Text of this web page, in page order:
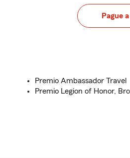
Pague
Premio Ambassador Travel
Premio Legion of Honor,